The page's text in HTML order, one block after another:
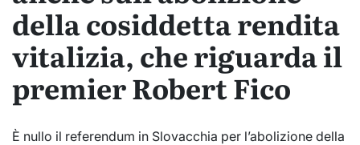
della cosiddetta rendita
vitalizia, che riguarda il
premier Robert Fico
È nullo il referendum in Slovacchia per l’abolizione della